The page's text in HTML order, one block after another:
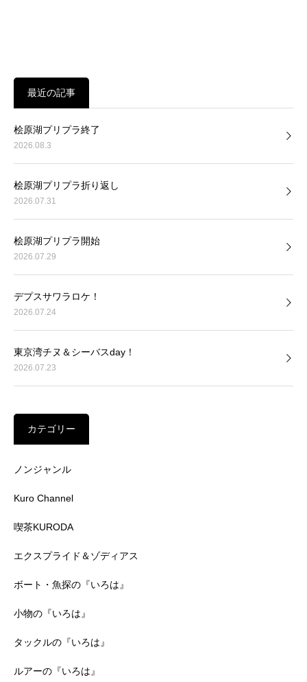
最近の記事
桧原湖プリプラ終了
2026.08.3
桧原湖プリプラ折り返し
2026.07.31
桧原湖プリプラ開始
2026.07.29
デプスサワラロケ！
2026.07.24
東京湾チヌ＆シーバスday！
2026.07.23
カテゴリー
ノンジャンル
Kuro Channel
喫茶KURODA
エクスプライド＆ゾディアス
ボート・魚探の『いろは』
小物の『いろは』
タックルの『いろは』
ルアーの『いろは』